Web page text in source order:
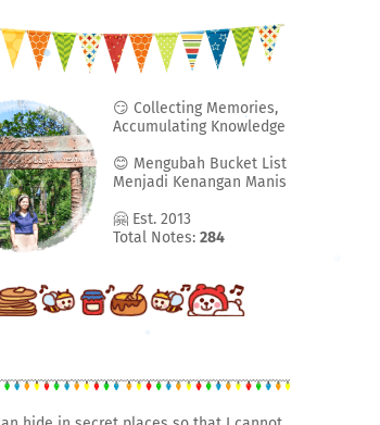
😏 Collecting Memories,
Accumulating Knowledge
😊 Mengubah Bucket List
Menjadi Kenangan Manis
🤗 Est. 2013
Total Notes: 284